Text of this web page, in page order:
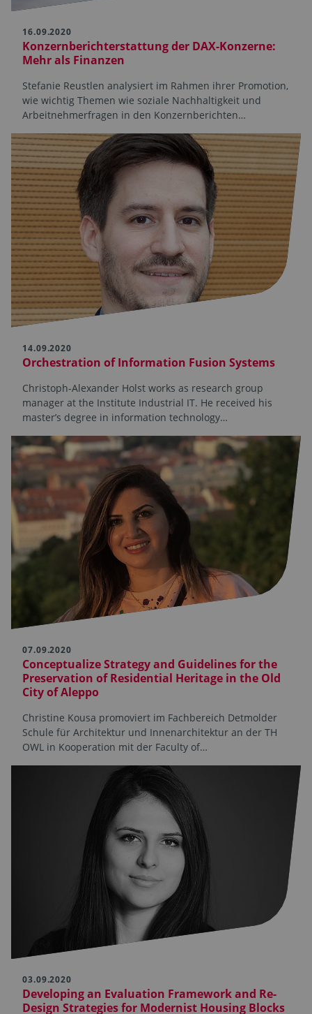
16.09.2020
Konzernberichterstattung der DAX-Konzerne:
Mehr als Finanzen
Stefanie Reustlen analysiert im Rahmen ihrer Promotion,
wie wichtig Themen wie soziale Nachhaltigkeit und
Arbeitnehmerfragen in den Konzernberichten…
14.09.2020
Orchestration of Information Fusion Systems
Christoph-Alexander Holst works as research group
manager at the Institute Industrial IT. He received his
master’s degree in information technology…
07.09.2020
Conceptualize Strategy and Guidelines for the
Preservation of Residential Heritage in the Old
City of Aleppo
Christine Kousa promoviert im Fachbereich Detmolder
Schule für Architektur und Innenarchitektur an der TH
OWL in Kooperation mit der Faculty of…
03.09.2020
Developing an Evaluation Framework and Re-
Design Strategies for Modernist Housing Blocks